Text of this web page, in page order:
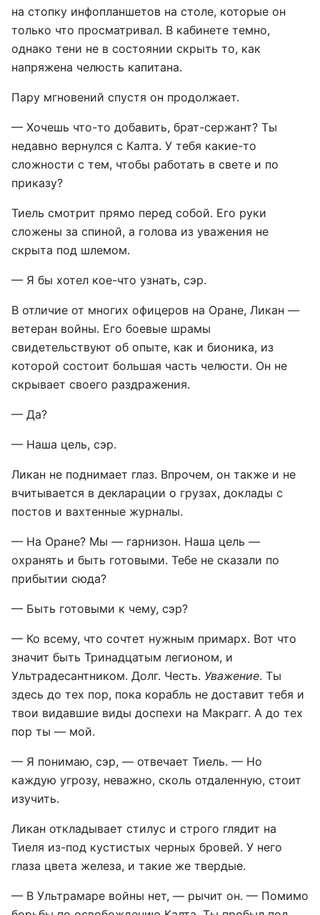
на стопку инфопланшетов на столе, которые он
только что просматривал. В кабинете темно,
однако тени не в состоянии скрыть то, как
напряжена челюсть капитана.
Пару мгновений спустя он продолжает.
— Хочешь что-то добавить, брат-сержант? Ты
недавно вернулся с Калта. У тебя какие-то
сложности с тем, чтобы работать в свете и по
приказу?
Тиель смотрит прямо перед собой. Его руки
сложены за спиной, а голова из уважения не
скрыта под шлемом.
— Я бы хотел кое-что узнать, сэр.
В отличие от многих офицеров на Оране, Ликан —
ветеран войны. Его боевые шрамы
свидетельствуют об опыте, как и бионика, из
которой состоит большая часть челюсти. Он не
скрывает своего раздражения.
— Да?
— Наша цель, сэр.
Ликан не поднимает глаз. Впрочем, он также и не
вчитывается в декларации о грузах, доклады с
постов и вахтенные журналы.
— На Оране? Мы — гарнизон. Наша цель —
охранять и быть готовыми. Тебе не сказали по
прибытии сюда?
— Быть готовыми к чему, сэр?
— Ко всему, что сочтет нужным примарх. Вот что
значит быть Тринадцатым легионом, и
Ультрадесантником. Долг. Честь. Уважение. Ты
здесь до тех пор, пока корабль не доставит тебя и
твои видавшие виды доспехи на Макрагг. А до тех
пор ты — мой.
— Я понимаю, сэр, — отвечает Тиель. — Но
каждую угрозу, неважно, сколь отдаленную, стоит
изучить.
Ликан откладывает стилус и строго глядит на
Тиеля из-под кустистых черных бровей. У него
глаза цвета железа, и такие же твердые.
— В Ультрамаре войны нет, — рычит он. — Помимо